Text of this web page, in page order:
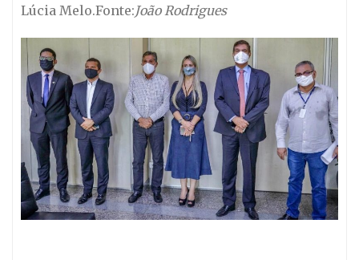
Lúcia Melo.Fonte:João Rodrigues